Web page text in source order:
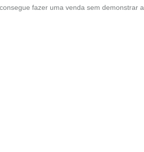
fazer uma venda sem demonstrar a